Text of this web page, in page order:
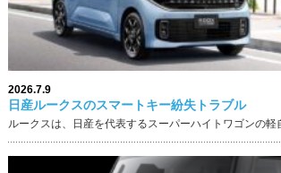
2026.7.9
日産ルークスのスマートキー紛失トラブル
ルークスは、日産を代表するスーパーハイトワゴンの軽